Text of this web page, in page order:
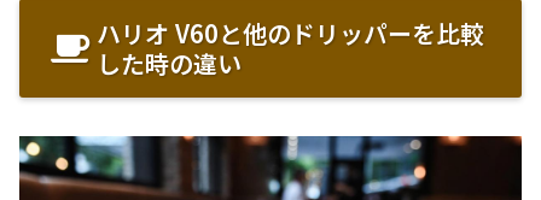
ハリオ V60と他のドリッパーを比較
した時の違い